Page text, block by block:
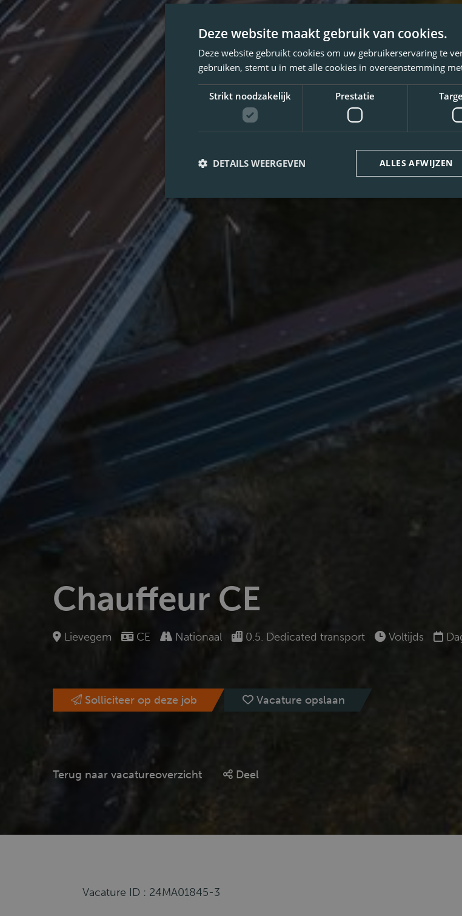
Chauffeur CE
Lievegem CE Nationaal 0.5. Dedicated transport Voltijds
Solliciteer op deze job Vacature opslaan
Terug naar vacatureoverzicht Deel
Vacature ID : 24MA01845-3
Deze website maakt gebruik van cookies.
Deze website gebruikt cookies om uw gebruikerservaring te
gebruiken, stemt u in met alle cookies in overeenstemming
Strikt noodzakelijk Prestatie
ALLES AFWIJZEN
DETAILS WEERGEVEN